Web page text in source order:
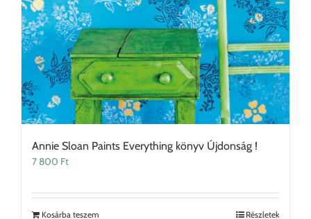
Annie Sloan Paints Everything könyv Újdonság !
7 800 Ft
Kosárba teszem Részletek